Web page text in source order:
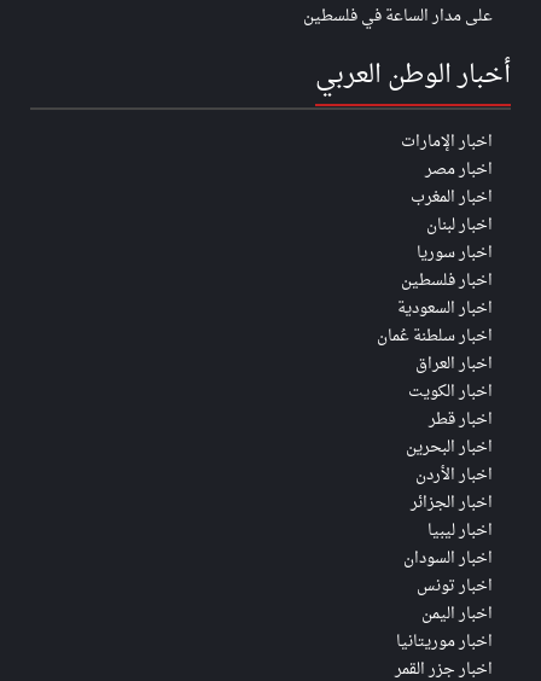
على مدار الساعة في فلسطين
أخبار الوطن العربي
اخبار الإمارات
اخبار مصر
اخبار المغرب
اخبار لبنان
اخبار سوريا
اخبار فلسطين
اخبار السعودية
اخبار سلطنة عُمان
اخبار العراق
اخبار الكويت
اخبار قطر
اخبار البحرين
اخبار الأردن
اخبار الجزائر
اخبار ليبيا
اخبار السودان
اخبار تونس
اخبار اليمن
اخبار موريتانيا
اخبار جزر القمر